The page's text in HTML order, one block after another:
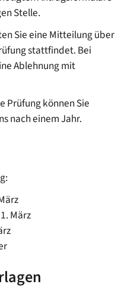
Stelle.
Sie eine Mitteilung über
stattfindet. Bei
Ablehnung mit
Prüfung können Sie
nach einem Jahr.
März